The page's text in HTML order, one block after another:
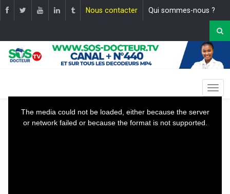
Nous contacter Qui sommes-nous ?
The media could not be loaded, either because the server
or network failed or because the format is not supported.